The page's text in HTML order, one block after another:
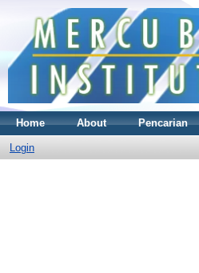
Home About Pencarian
Login